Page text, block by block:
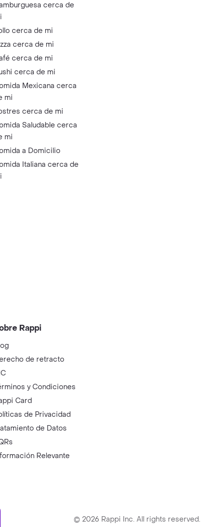
cerca de
cerca de mi
cerca de mi
cerca de mi
cerca de mi
Mexicana cerca
mi
cerca de mi
Saludable cerca
mi
a Domicilio
Italiana cerca de
Rappi
de retracto
y Condiciones
Card
de Privacidad
de Datos
Relevante
© 2026 Rappi Inc. All rights reserved.